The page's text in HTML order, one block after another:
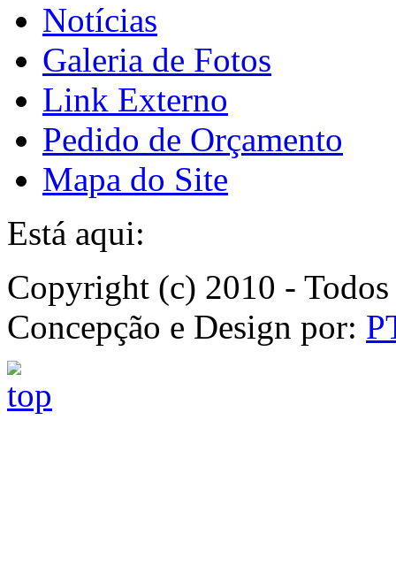
Notícias
Galeria de Fotos
Link Externo
Pedido de Orçamento
Mapa do Site
Está aqui:
Copyright (c) 2010 -
Concepção e Design por: